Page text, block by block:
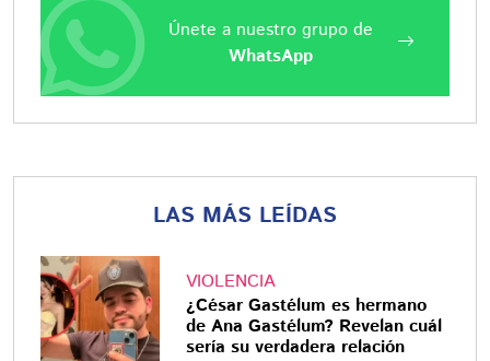
Únete a nuestro grupo de
WhatsApp
LAS MÁS LEÍDAS
VIOLENCIA
¿César Gastélum es hermano
de Ana Gastélum? Revelan cuál
sería su verdadera relación